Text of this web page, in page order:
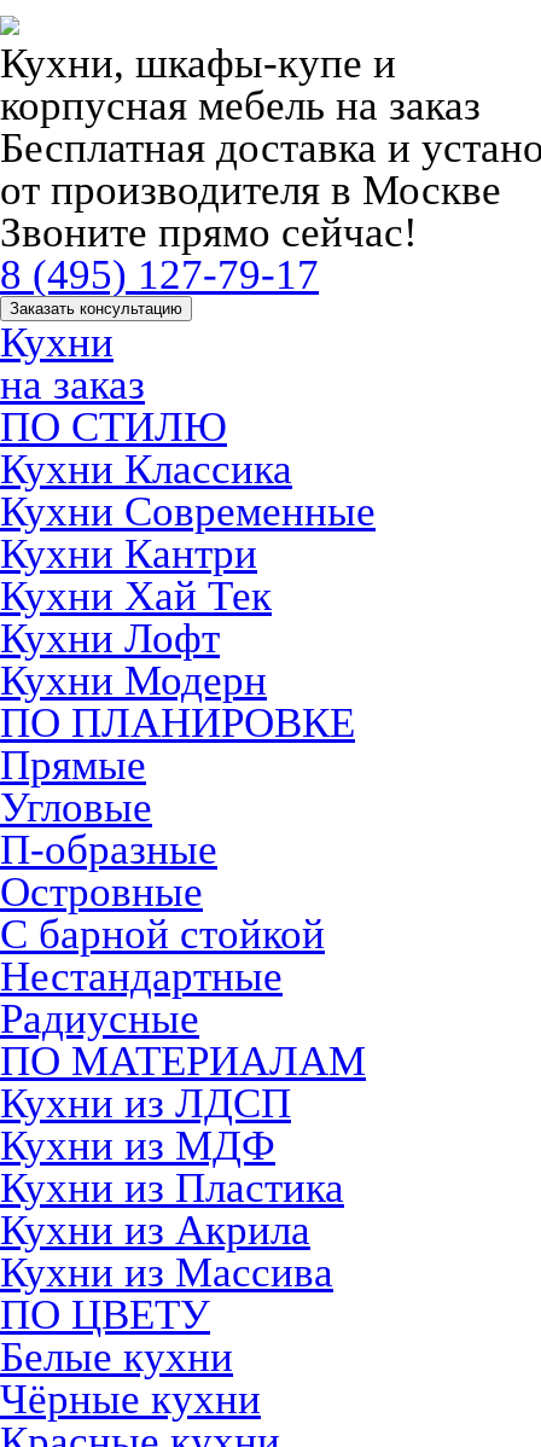
Кухни, шкафы-купе и
корпусная мебель на заказ
Бесплатная доставка и
от производителя в Москве
Звоните прямо сейчас!
8 (495) 127-79-17
Заказать консультацию
Кухни
на заказ
ПО СТИЛЮ
Кухни Классика
Кухни Современные
Кухни Кантри
Кухни Хай Тек
Кухни Лофт
Кухни Модерн
ПО ПЛАНИРОВКЕ
Прямые
Угловые
П-образные
Островные
С барной стойкой
Нестандартные
Радиусные
ПО МАТЕРИАЛАМ
Кухни из ЛДСП
Кухни из МДФ
Кухни из Пластика
Кухни из Акрила
Кухни из Массива
ПО ЦВЕТУ
Белые кухни
Чёрные кухни